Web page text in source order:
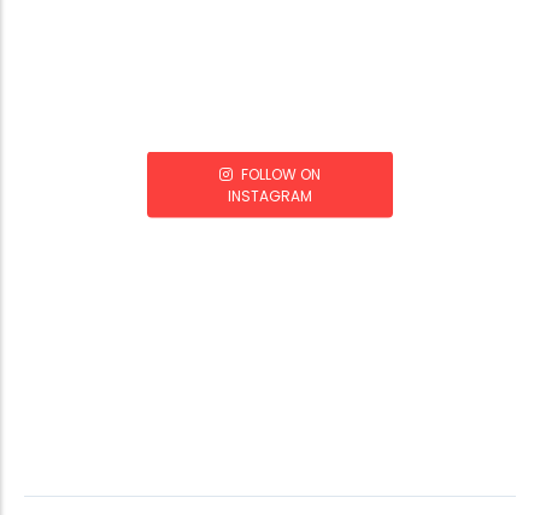
FOLLOW ON
INSTAGRAM